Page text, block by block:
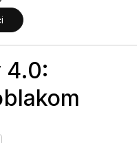
4.0: